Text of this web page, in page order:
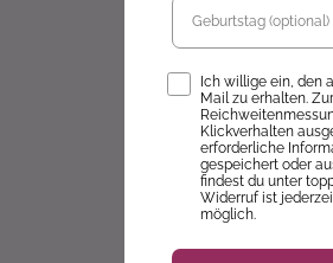
Opt-InIch willige ein, den
Mail zu erhalten.
Klickverhalten
erforderliche
gespeichert oder
findest du unter
Widerruf ist
möglich.